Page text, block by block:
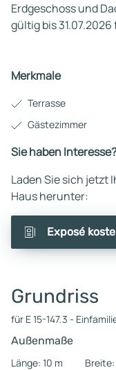
Erdgeschoss und
gültig bis
Merkmale
Terrasse
Gästezimmer
Sie haben Interesse?
Laden Sie sich jetzt
Haus herunter:
Exposé
Grundriss
für E 15-147.3 -
Außenmaße
Länge: 10 m
Breite: